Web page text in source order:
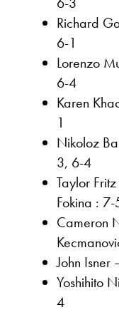
Richard
6-1
Lorenzo
6-4
Karen
1
Nikoloz
3, 6-4
Taylor
Fokina :
Cameron
John
Yoshihito
4